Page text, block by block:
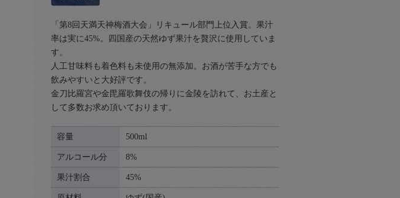
「第8回天満天神梅酒大会」リキュール部門上位入賞。果汁
率は実に45%。四国産の天然ゆず果汁を贅沢に使用していま
す。
人工甘味料も着色料も未使用の無添加。お酒が苦手な方でも
飲みやすいと大好評です。
金刀比羅宮や金毘羅歌舞伎の帰りに金陵を訪れて、お土産と
して多数お求め頂いております。
容量 500ml
アルコール分 8%
果汁割合 45%